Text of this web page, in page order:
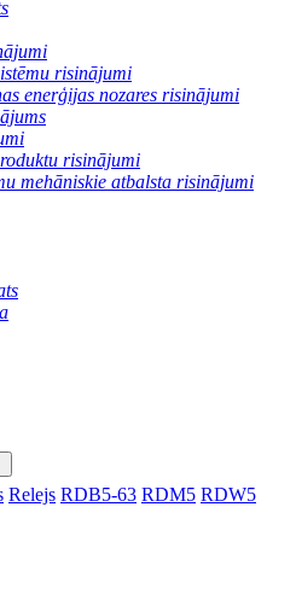
risinājumi
enerģijas nozares risinājumi
risinājumi
mehāniskie atbalsta risinājumi
Relejs RDB5-63 RDM5 RDW5